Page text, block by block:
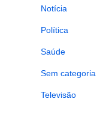
Notícia
Política
Saúde
Sem categoria
Televisão